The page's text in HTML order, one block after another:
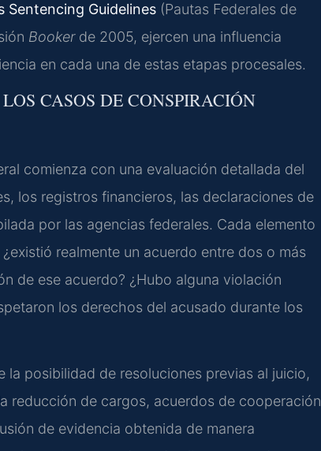
Sentencing Guidelines (Pautas Federales de
Bookerde 2005, ejercen una influencia
en cada una de estas etapas procesales.
CASOS DE CONSPIRACIÓN
comienza con una evaluación detallada del
los registros financieros, las declaraciones de
por las agencias federales. Cada elemento
realmente un acuerdo entre dos o más
de ese acuerdo? ¿Hubo alguna violación
los derechos del acusado durante los
la posibilidad de resoluciones previas al juicio,
reducción de cargos, acuerdos de cooperación
de evidencia obtenida de manera